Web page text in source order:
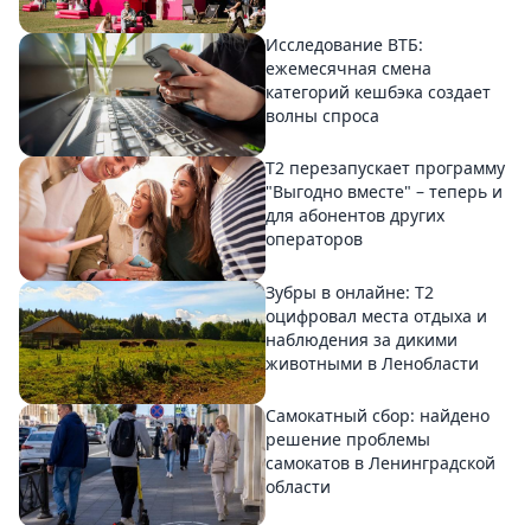
Исследование ВТБ:
ежемесячная смена
категорий кешбэка создает
волны спроса
Т2 перезапускает программу
"Выгодно вместе" – теперь и
для абонентов других
операторов
Зубры в онлайне: Т2
оцифровал места отдыха и
наблюдения за дикими
животными в Ленобласти
Самокатный сбор: найдено
решение проблемы
самокатов в Ленинградской
области